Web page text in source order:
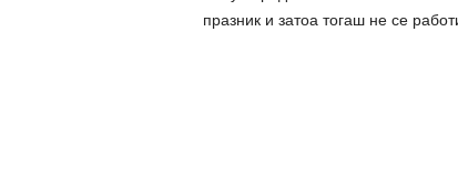
празник и затоа тогаш не се